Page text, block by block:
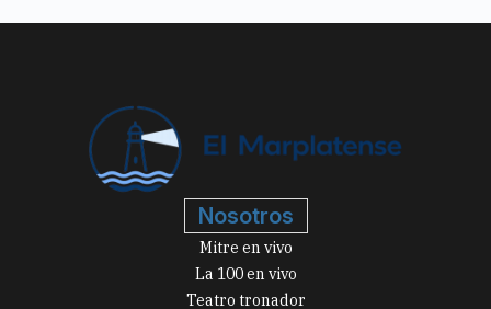
Nosotros
Mitre en vivo
La 100 en vivo
Teatro tronador